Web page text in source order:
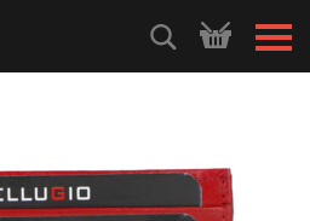
HLEDEJ